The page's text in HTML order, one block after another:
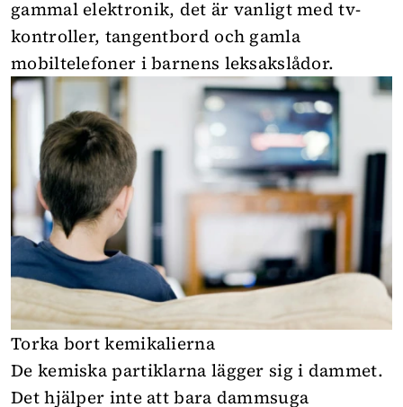
gammal elektronik, det är vanligt med tv-
kontroller, tangentbord och gamla
mobiltelefoner i barnens leksakslådor.
Torka bort kemikalierna
De kemiska partiklarna lägger sig i dammet.
Det hjälper inte att bara dammsuga